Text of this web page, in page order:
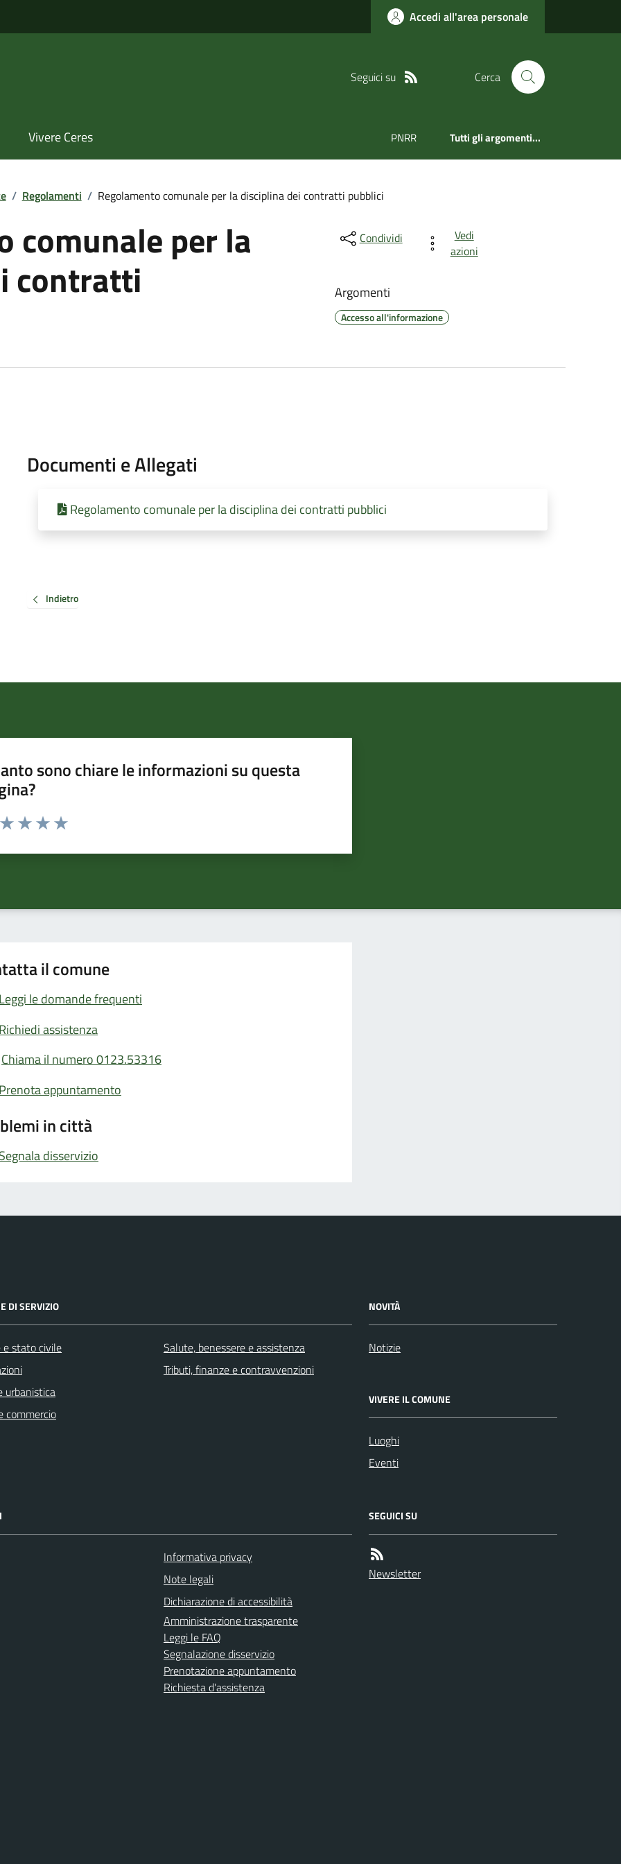
Accedi all'area personale
Seguici su Cerca
Vivere Ceres PNRR Tutti gli argomenti...
/ Regolamenti / Regolamento comunale per la disciplina dei contratti pubblici
comunale per la
contratti
Condividi
Vedi
azioni
Argomenti
Accesso all'informazione
Documenti e Allegati
Regolamento comunale per la disciplina dei contratti pubblici
Indietro
sono chiare le informazioni su questa
da 1 a 5 stelle la pagina
il comune
Leggi le domande frequenti
Richiedi assistenza
Chiama il numero 0123.53316
Prenota appuntamento
in città
Segnala disservizio
DI SERVIZIO
e stato civile
urbanistica
commercio
Salute, benessere e assistenza
Tributi, finanze e contravvenzioni
NOVITÀ
Notizie
VIVERE IL COMUNE
Luoghi
Eventi
Informativa privacy
Note legali
Dichiarazione di accessibilità
Amministrazione trasparente
Leggi le FAQ
Segnalazione disservizio
Prenotazione appuntamento
Richiesta d'assistenza
SEGUICI SU
Newsletter